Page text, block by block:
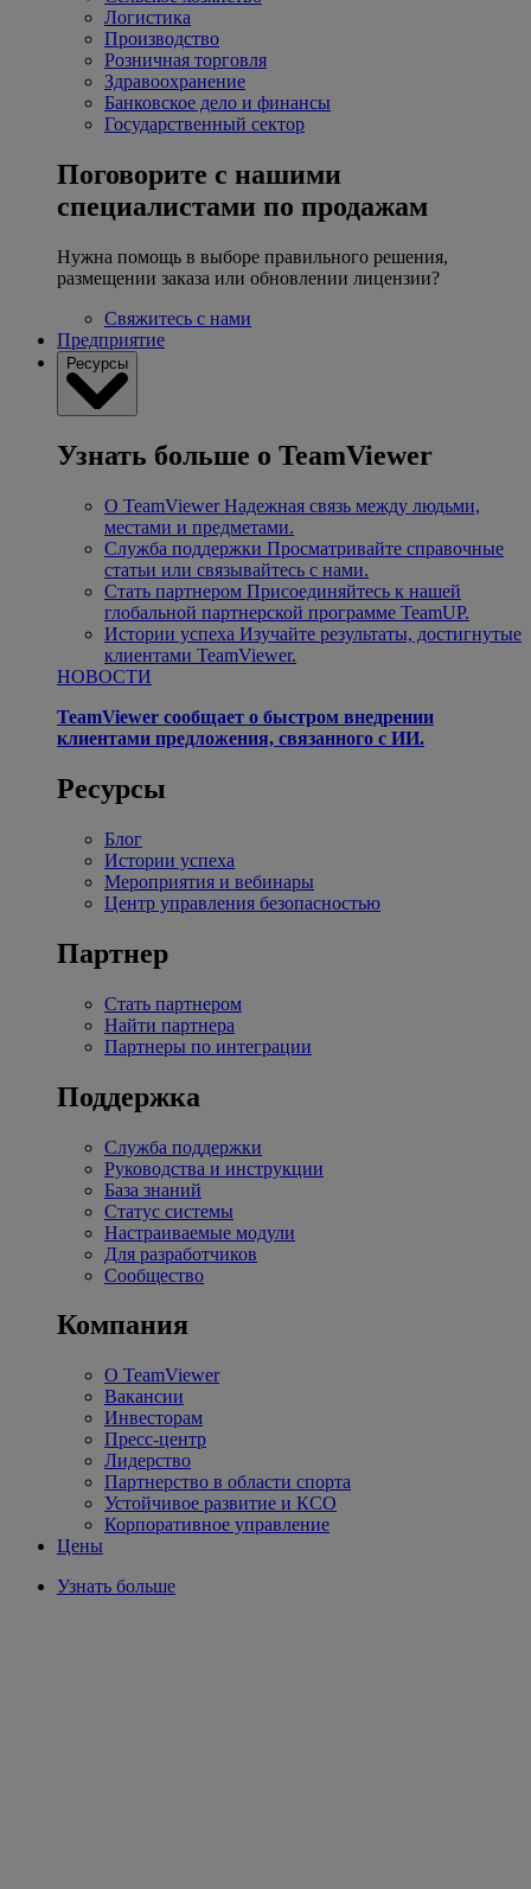
Логистика
Производство
Розничная торговля
Здравоохранение
Банковское дело и финансы
Государственный сектор
Поговорите с нашими
специалистами по продажам
Нужна помощь в выборе правильного решения,
размещении заказа или обновлении лицензии?
Свяжитесь с нами
Предприятие
Ресурсы
Узнать больше о TeamViewer
О TeamViewer Надежная связь между людьми,
местами и предметами.
Служба поддержки Просматривайте справочные
статьи или связывайтесь с нами.
Стать партнером Присоединяйтесь к нашей
глобальной партнерской программе TeamUP.
Истории успеха Изучайте результаты, достигнутые
клиентами TeamViewer.
НОВОСТИ
TeamViewer сообщает о быстром внедрении
клиентами предложения, связанного с ИИ.
Ресурсы
Блог
Истории успеха
Мероприятия и вебинары
Центр управления безопасностью
Партнер
Стать партнером
Найти партнера
Партнеры по интеграции
Поддержка
Служба поддержки
Руководства и инструкции
База знаний
Статус системы
Настраиваемые модули
Для разработчиков
Сообщество
Компания
О TeamViewer
Вакансии
Инвесторам
Пресс-центр
Лидерство
Партнерство в области спорта
Устойчивое развитие и КСО
Корпоративное управление
Цены
Узнать больше